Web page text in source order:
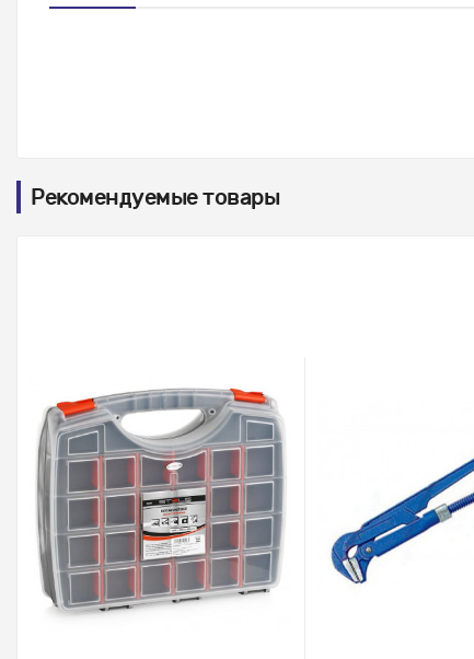
Рекомендуемые товары